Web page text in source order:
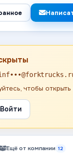
чтобы
Войти
Ещё от компании 12